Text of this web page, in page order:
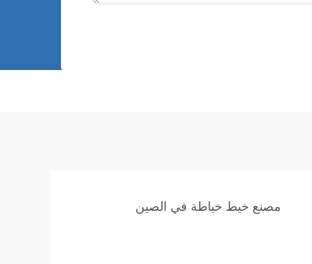
مصنع خيط خياطة في الصين